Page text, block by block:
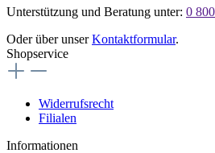
Unterstützung und Beratung unter: 0
Oder über unserKontaktformular.
Shopservice
Widerrufsrecht
Filialen
Informationen